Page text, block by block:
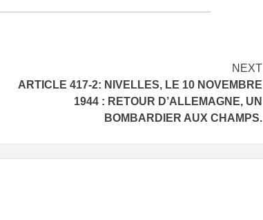
NEXT
ARTICLE 417-2: NIVELLES, LE 10 NOVEMBRE
1944 : RETOUR D’ALLEMAGNE, UN
BOMBARDIER AUX CHAMPS.